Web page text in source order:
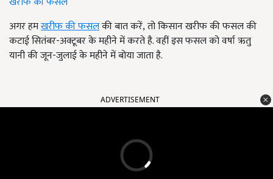
अगर हमखरीफ की फसलकी बात करें, तो किसान खरीफ की फसल की
कटाई सितंबर-अक्टूबर के महीने में करते है. वहीं इस फसल को वर्षा ऋतु
यानी की जून-जुलाई के महीने में बोया जाता है.
ADVERTISEMENT